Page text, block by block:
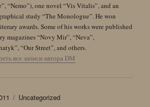
“Nemo”), one novel “Vis Vitalis”, and an
study “The Monologue”. He won
awards. Some of his works were published
magazines “Novy Mir”, “Neva”,
“Our Street”, and others.
все записи автора DM
Рубрики
Uncategorized